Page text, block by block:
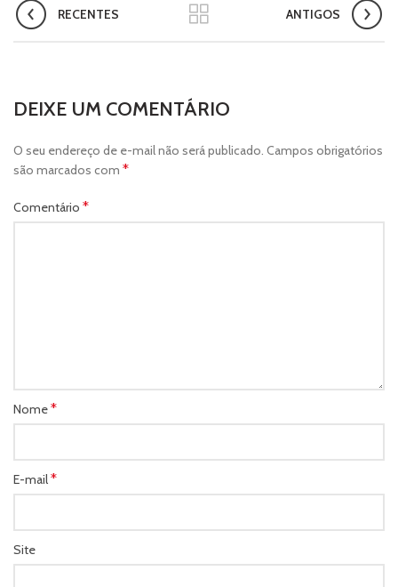
RECENTES ANTIGOS
DEIXE UM COMENTÁRIO
O seu endereço de e-mail não será publicado. Campos obrigatórios
são marcados com *
Comentário *
Nome*
E-mail*
Site